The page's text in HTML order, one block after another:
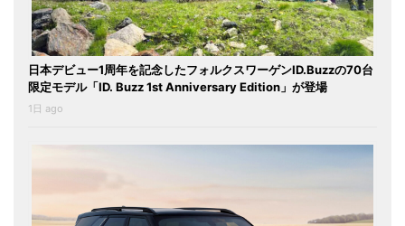
日本デビュー1周年を記念したフォルクスワーゲンID.Buzzの70台
限定モデル「ID. Buzz 1st Anniversary Edition」が登場
1日 ago